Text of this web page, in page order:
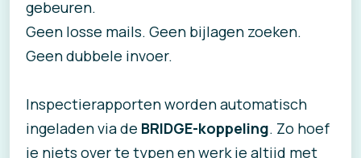
gebeuren.
Geen losse mails. Geen bijlagen zoeken.
Geen dubbele invoer.
Inspectierapporten worden automatisch
ingeladen via de BRIDGE-koppeling. Zo hoef
je niets over te typen en werk je altijd met